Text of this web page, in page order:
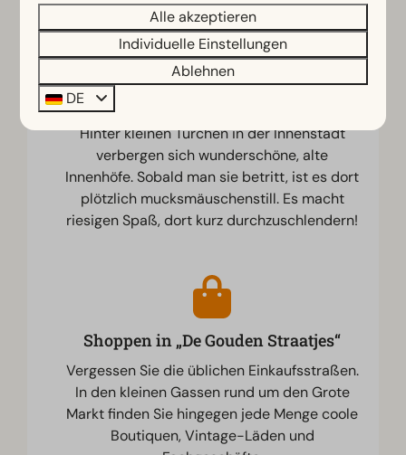
Hinter kleinen Türchen in der Innenstadt
verbergen sich wunderschöne, alte
Innenhöfe. Sobald man sie betritt, ist es dort
plötzlich mucksmäuschenstill. Es macht
riesigen Spaß, dort kurz durchzuschlendern!
Shoppen in „De Gouden Straatjes“
Vergessen Sie die üblichen Einkaufsstraßen.
In den kleinen Gassen rund um den Grote
Markt finden Sie hingegen jede Menge coole
Boutiquen, Vintage-Läden und
Alle akzeptieren
Individuelle Einstellungen
Ablehnen
DE